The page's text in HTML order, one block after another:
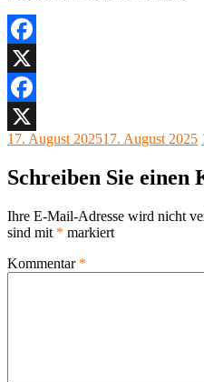
Facebook
X
Facebook
X
Veröffentlicht
17. August 202517. August 2025
Schreiben Sie einen
Ihre E-Mail-Adresse wird nicht
sind mit * markiert
Kommentar *